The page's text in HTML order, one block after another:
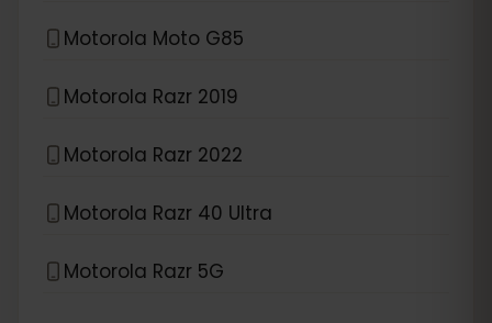
Motorola Moto G85
Motorola Razr 2019
Motorola Razr 2022
Motorola Razr 40 Ultra
Motorola Razr 5G